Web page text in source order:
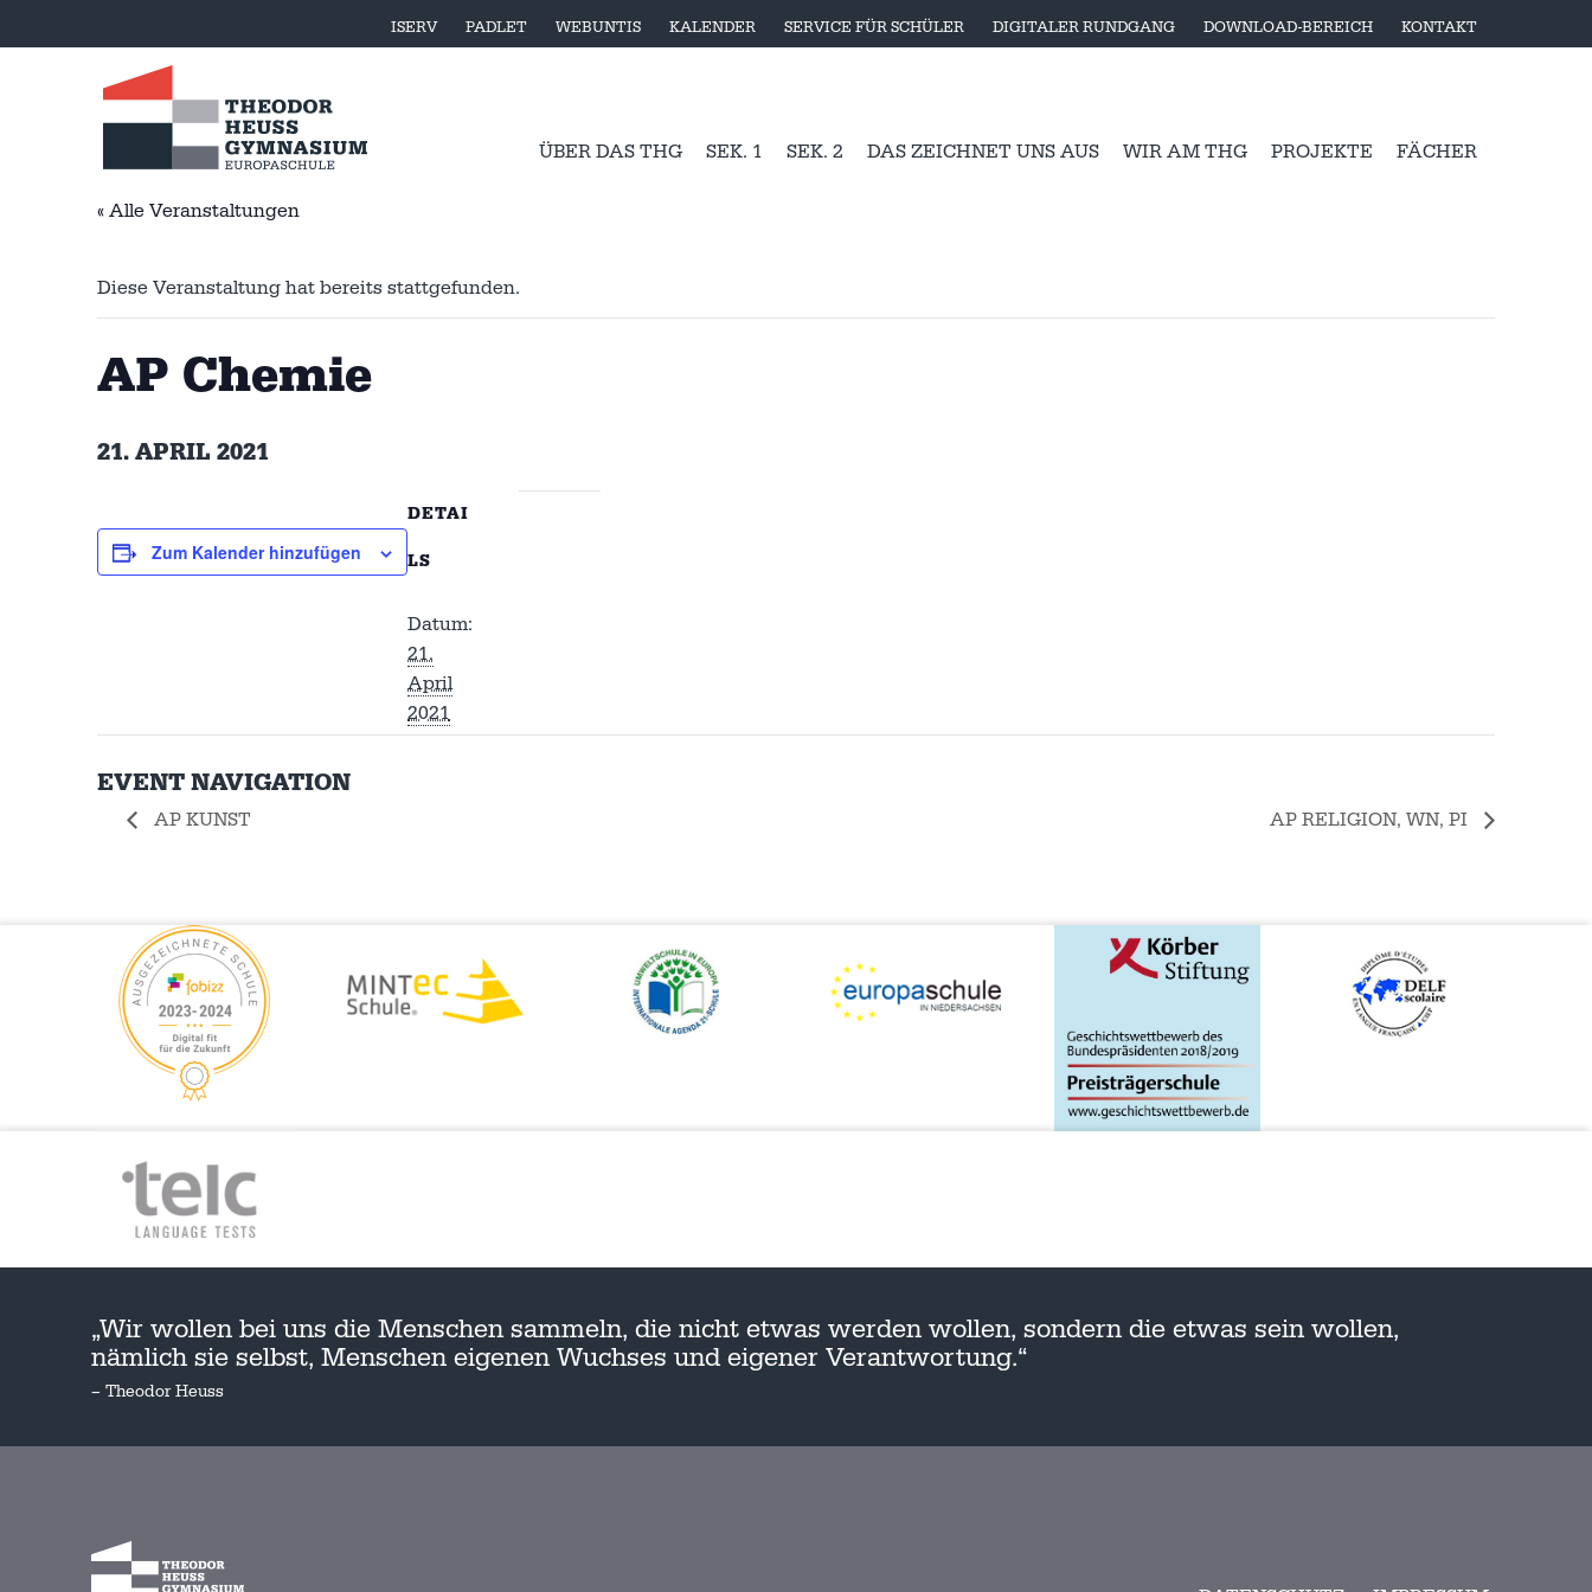
ISERV PADLET WEBUNTIS KALENDER SERVICE FÜR SCHÜLER DIGITALER RUNDGANG DOWNLOAD-BEREICH KONTAKT
ÜBER DAS THG SEK. 1 SEK. 2 DAS ZEICHNET UNS AUS WIR AM THG PROJEKTE FÄCHER
« Alle Veranstaltungen
Diese Veranstaltung hat bereits stattgefunden.
AP Chemie
21. APRIL 2021
Zum Kalender hinzufügen
DETAI
LS
Datum:
21.
April
2021
EVENT NAVIGATION
AP KUNST AP RELIGION, WN, PI
„Wir wollen bei uns die Menschen sammeln, die nicht etwas werden wollen, sondern die etwas sein wollen,
nämlich sie selbst, Menschen eigenen Wuchses und eigener Verantwortung.“
– Theodor Heuss